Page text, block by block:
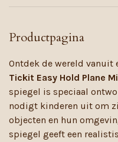
Productpagina
Ontdek de wereld vanuit
Tickit Easy Hold Plane
spiegel is speciaal
nodigt kinderen uit om
objecten en hun
spiegel geeft een